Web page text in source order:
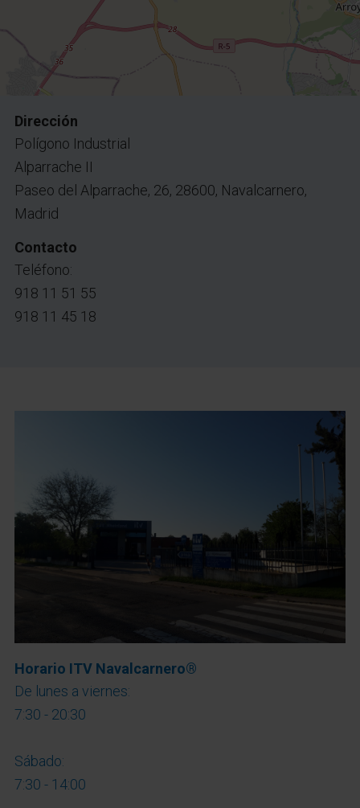
Dirección
Polígono Industrial
Alparrache II
Paseo del Alparrache, 26, 28600, Navalcarnero,
Madrid
Contacto
Teléfono:
918 11 51 55
918 11 45 18
Horario ITV Navalcarnero®
De lunes a viernes:
7:30 - 20:30
Sábado:
7:30 - 14:00